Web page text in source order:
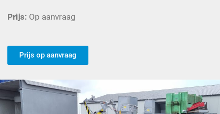
Prijs: Op aanvraag
Prijs op aanvraag